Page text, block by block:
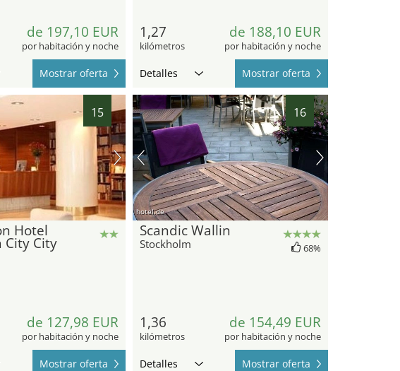
de 197,10 EUR
por habitación y noche
Mostrar oferta
1,27
kilómetros
de 188,10 EUR
por habitación y noche
Detalles Mostrar oferta
15
Hotel
City City
de 127,98 EUR
por habitación y noche
Mostrar oferta
16
hotel.de
Scandic Wallin
Stockholm 68%
1,36
kilómetros
de 154,49 EUR
por habitación y noche
Detalles Mostrar oferta